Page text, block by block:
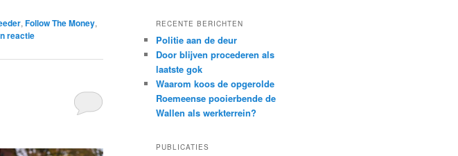
,Follow The Money,
reactie
RECENTE BERICHTEN
Politie aan de deur
Door blijven procederen als
laatste gok
Waarom koos de opgerolde
Roemeense pooierbende de
Wallen als werkterrein?
PUBLICATIES